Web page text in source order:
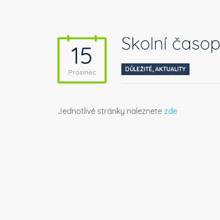
15
Prosinec
Školní
DŮLEŽITÉ, AKTUALITY
Jednotlivé stránky naleznete zde